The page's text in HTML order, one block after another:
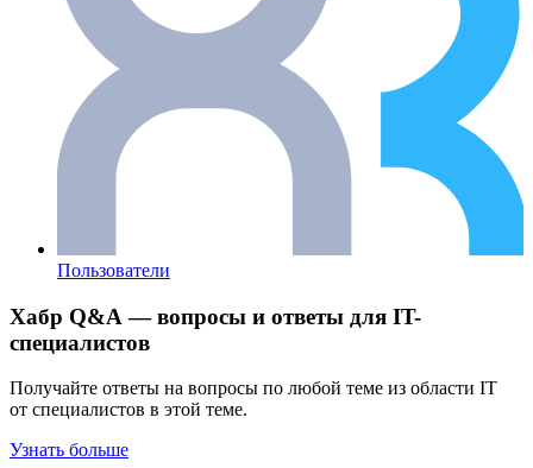
Пользователи
Хабр Q&A — вопросы и ответы для IT-
специалистов
Получайте ответы на вопросы по любой теме из области IT
от специалистов в этой теме.
Узнать больше